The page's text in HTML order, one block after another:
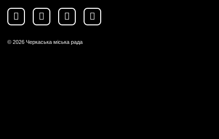
© 2026 Черкаська міська рада